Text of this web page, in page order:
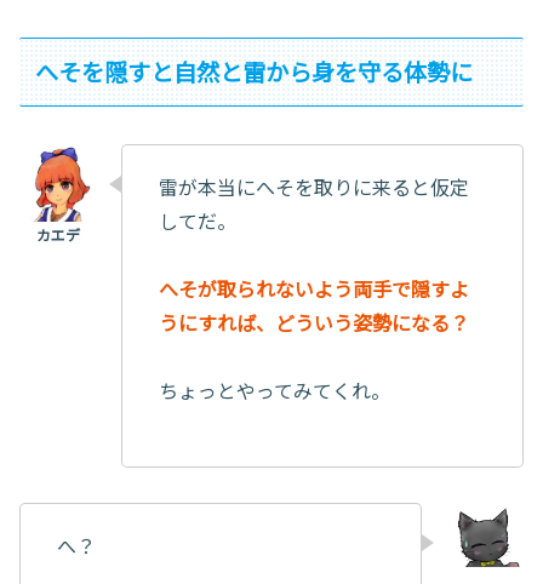
へそを隠すと自然と雷から身を守る体勢に
雷が本当にへそを取りに来ると仮定
してだ。
へそが取られないよう両手で隠すよ
うにすれば、どういう姿勢になる？
ちょっとやってみてくれ。
へ？